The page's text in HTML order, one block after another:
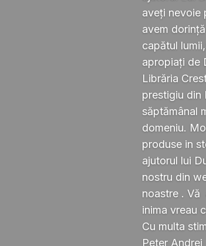
aveți nevoie
avem
capătul
apropiați de
Librăria
prestigiu din
săptămânal
domeniu.
produse in
ajutorul lui
nostru din
noastre .
inima vreau
Cu multa
Peter Andrei